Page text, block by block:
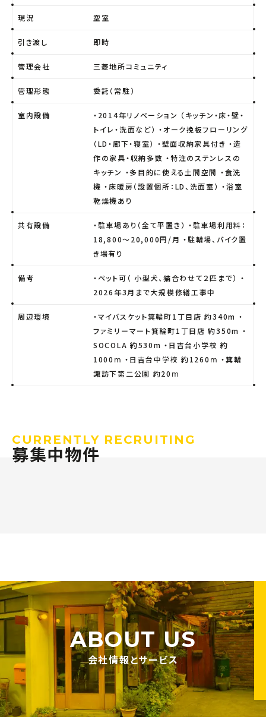
現況 空室
引き渡し 即時
管理会社 三菱地所コミュニティ
管理形態 委託（常駐）
室内設備
・2014年リノベーション （キッチン・床・壁・
トイレ・洗面など） ・オーク挽板フローリング
（LD・廊下・寝室） ・壁面収納家具付き ・造
作の家具・収納多数 ・特注のステンレスの
キッチン ・多目的に使える土間空間 ・食洗
機 ・床暖房（設置個所：LD、洗面室） ・浴室
乾燥機あり
共有設備
・駐車場あり（全て平置き） ・駐車場利用料：
18,800～20,000円/月 ・駐輪場、バイク置
き場有り
備考
・ペット可（ 小型犬、猫合わせて２匹まで） ・
2026年3月まで大規模修繕工事中
周辺環境
・マイバスケット箕輪町1丁目店 約340m ・
ファミリーマート箕輪町1丁目店 約350m ・
SOCOLA 約530m ・日吉台小学校 約
1000ⅿ ・日吉台中学校 約1260ⅿ ・箕輪
諏訪下第二公園 約20ⅿ
CURRENTLY RECRUITING
募集中物件
ABOUT US
会社情報とサービス